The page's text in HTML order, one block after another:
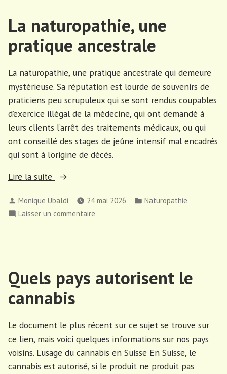
la
programmation
neurolinguistique
La naturopathie, une
pratique ancestrale
La naturopathie, une pratique ancestrale qui demeure
mystérieuse. Sa réputation est lourde de souvenirs de
praticiens peu scrupuleux qui se sont rendus coupables
d’exercice illégal de la médecine, qui ont demandé à
leurs clients l’arrêt des traitements médicaux, ou qui
ont conseillé des stages de jeûne intensif mal encadrés
qui sont à l’origine de décès.
Lire la suite
« La
une
pratique
Publié
par
Monique Ubaldi 24 mai 2026
Publié
Naturopathie
Laisser un commentaire
ancestrale
Quels pays autorisent le
cannabis
Le document le plus récent sur ce sujet se trouve sur
ce lien, mais voici quelques informations sur nos pays
voisins. L’usage du cannabis en Suisse En Suisse, le
cannabis est autorisé, si le produit ne produit pas